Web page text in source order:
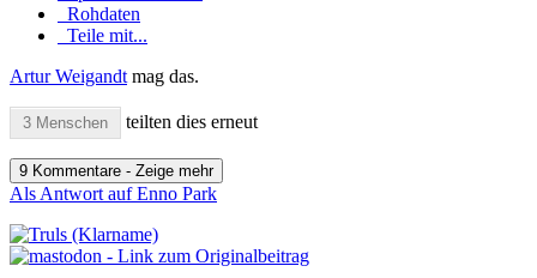
Rohdaten
Teile mit...
Artur Weigandt mag das.
3 Menschen teilten dies erneut
9 Kommentare - Zeige mehr
Als Antwort auf Enno Park